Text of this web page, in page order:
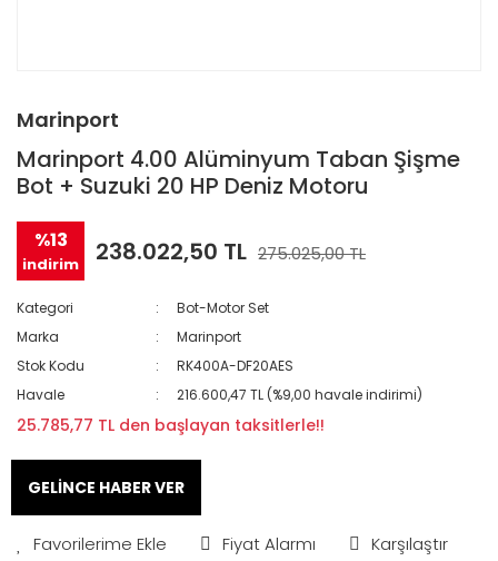
Marinport
Marinport 4.00 Alüminyum Taban Şişme
Bot + Suzuki 20 HP Deniz Motoru
%13
indirim 238.022,50 TL 275.025,00 TL
Kategori
Bot-Motor Set
Marka
Marinport
Stok Kodu
RK400A-DF20AES
Havale
216.600,47 TL (%9,00 havale indirimi)
25.785,77 TL den başlayan taksitlerle!!
GELİNCE HABER VER
Fiyat Alarmı Karşılaştır